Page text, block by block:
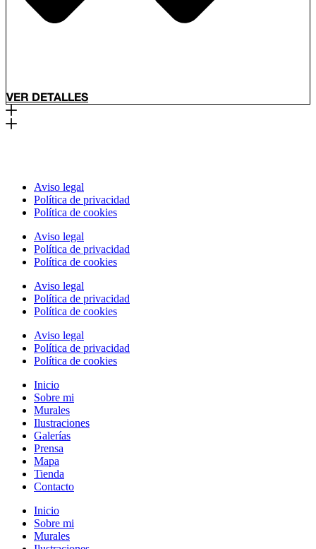
VER DETALLES
Aviso legal
Política de privacidad
Política de cookies
Aviso legal
Política de privacidad
Política de cookies
Aviso legal
Política de privacidad
Política de cookies
Aviso legal
Política de privacidad
Política de cookies
Inicio
Sobre mi
Murales
Ilustraciones
Galerías
Prensa
Mapa
Tienda
Contacto
Inicio
Sobre mi
Murales